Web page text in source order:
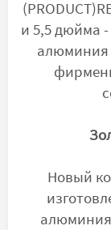
и 5,5 дюйма
алюминия
Новый